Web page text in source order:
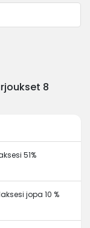
8
51%
jopa 10 %